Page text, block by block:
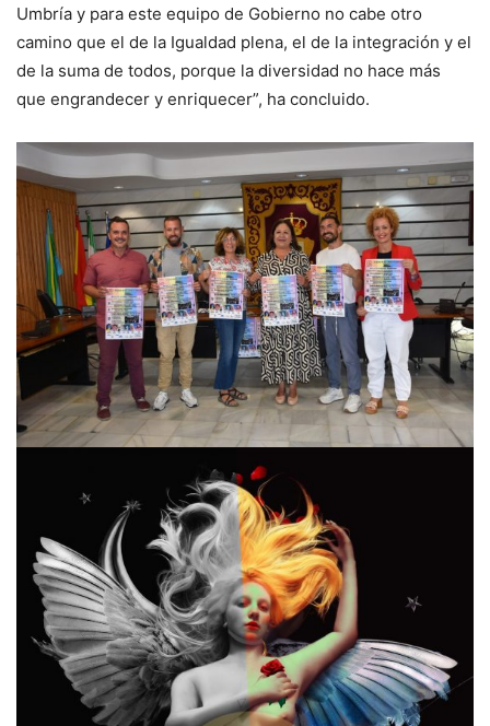
Umbría y para este equipo de Gobierno no cabe otro
camino que el de la Igualdad plena, el de la integración y el
de la suma de todos, porque la diversidad no hace más
que engrandecer y enriquecer”, ha concluido.